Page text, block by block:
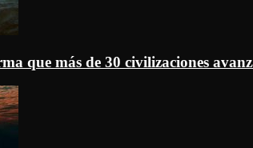
que más de 30 civilizaciones